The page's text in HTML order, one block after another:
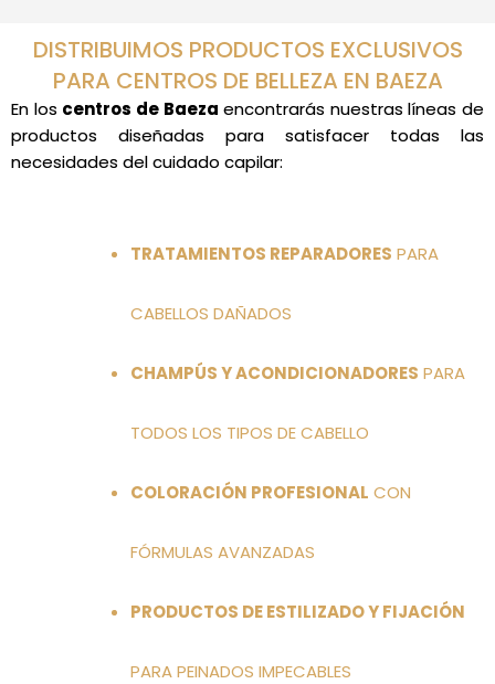
DISTRIBUIMOS PRODUCTOS EXCLUSIVOS
PARA CENTROS DE BELLEZA EN BAEZA
En los centros de Baeza encontrarás nuestras líneas de
productos diseñadas para satisfacer todas las
necesidades del cuidado capilar:
TRATAMIENTOS REPARADORES PARA
CABELLOS DAÑADOS
CHAMPÚS Y ACONDICIONADORES PARA
TODOS LOS TIPOS DE CABELLO
COLORACIÓN PROFESIONAL CON
FÓRMULAS AVANZADAS
PRODUCTOS DE ESTILIZADO Y FIJACIÓN
PARA PEINADOS IMPECABLES